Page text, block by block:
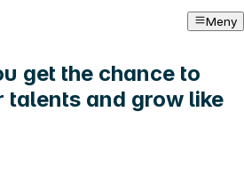
Meny
get the chance to
talents and grow like